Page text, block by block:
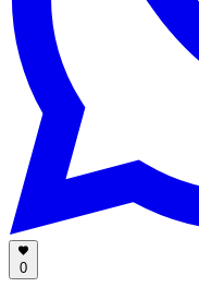
0